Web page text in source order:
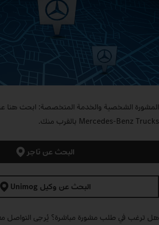
المشورة الشخصية والخدمة المتخصصة: ابحث هنا
Mercedes‑Benz Trucks بالقرب منك.
البحث عن تاجر
البحث عن وكيل Unimog
هل ترغب في طلب مشورة مباشرة؟ يُرجى التواصل